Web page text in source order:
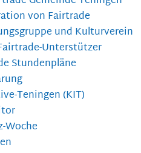
von Fairtrade
und Kulturverein
Unterstützer
Stundenpläne
Teningen (KIT)
Woche